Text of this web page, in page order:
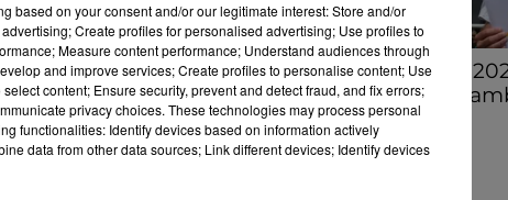
Stars'Terre
dévoile les
À quelques
édition de
based on your consent and/or our legitimate interest: Store and/or
Create profiles for personalised advertising; Use profiles to
Measure content performance; Understand audiences through
and improve services; Create profiles to personalise content; Use
content; Ensure security, prevent and detect fraud, and fix errors;
privacy choices. These technologies may process personal
functionalities: Identify devices based on information actively
data from other data sources; Link different devices; Identify devices